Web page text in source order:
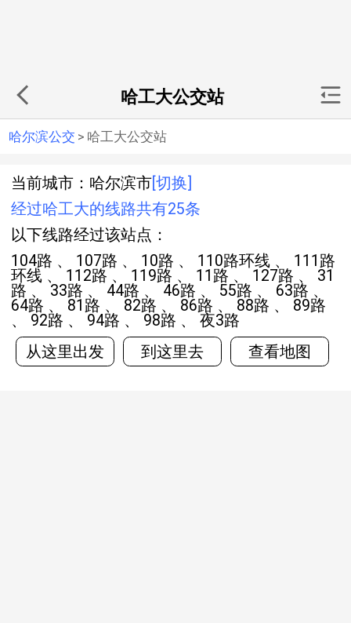
哈工大公交站
哈尔滨公交 > 哈工大公交站
当前城市：哈尔滨市 [切换]
经过哈工大的线路共有25条
以下线路经过该站点：
104路 、 107路 、 10路 、 110路环线 、 111路
环线 、 112路 、 119路 、 11路 、 127路 、 31
路 、 33路 、 44路 、 46路 、 55路 、 63路 、
64路 、 81路 、 82路 、 86路 、 88路 、 89路
、 92路 、 94路 、 98路 、 夜3路
从这里出发
到这里去 查看地图